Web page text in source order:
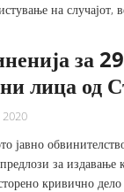
на случајот,
за
лица од
2020
јавно
за
кривично